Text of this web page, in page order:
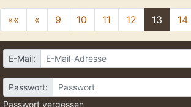
«« « 9 10 11 12 13 14
E-Mail:
Passwort:
Passwort vergessen